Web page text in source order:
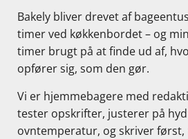
Bakely bliver drevet af
timer ved køkkenbordet – og
timer brugt på at finde ud af,
opfører sig, som den gør.
Vi er hjemmebagere med
tester opskrifter, justerer på
ovntemperatur, og skriver først,